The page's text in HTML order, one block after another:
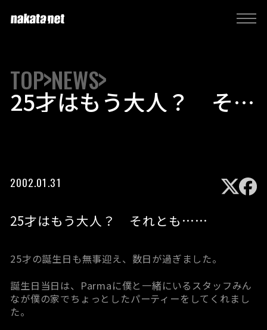
TOP NEWS
25才はもう大人？ それ
とも……
2002.01.31
25才はもう大人？ それとも……
25才の誕生日も無事迎え、数日が過ぎました。
誕生日当日は、Parmaに僕と一緒にいるスタッフみん
なが僕の家でちょっとしたパーティーをしてくれまし
た。